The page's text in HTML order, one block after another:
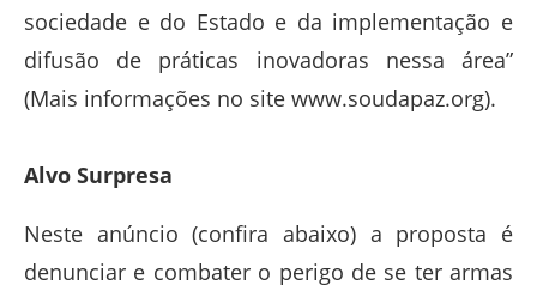
sociedade e do Estado e da implementação e
difusão de práticas inovadoras nessa área”
(Mais informações no site www.soudapaz.org).
Alvo Surpresa
Neste anúncio (confira abaixo) a proposta é
denunciar e combater o perigo de se ter armas